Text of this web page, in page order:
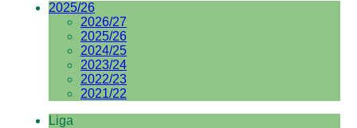
2025/26
2026/27
2025/26
2024/25
2023/24
2022/23
2021/22
Liga